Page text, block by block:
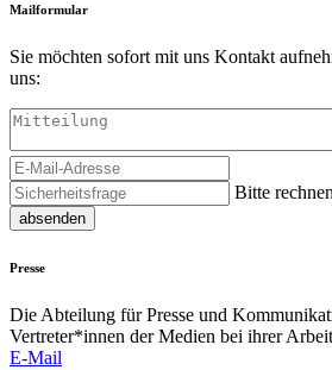
Mailformular
Sie möchten sofort mit uns Kontakt
uns:
Bitte
absenden
Presse
Die Abteilung für Presse und
Vertreter*innen der Medien bei ihrer
E-Mail